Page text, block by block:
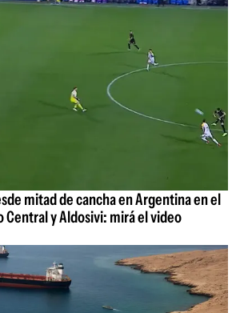
mitad de cancha en Argentina en el
Central y Aldosivi: mirá el video